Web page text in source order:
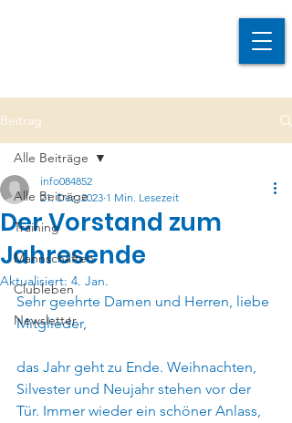
Beitrag
Alle Beiträge
Training
Mannschaften
Clubleben
Newsletter
Alle Beiträge
Der Vorstand zum
Jahresende
info084852
21. Dez. 2023 1 Min. Lesezeit
Aktualisiert: 4. Jan.
Sehr geehrte Damen und Herren, liebe
Mitglieder,
das Jahr geht zu Ende. Weihnachten,
Silvester und Neujahr stehen vor der
Tür. Immer wieder ein schöner Anlass,